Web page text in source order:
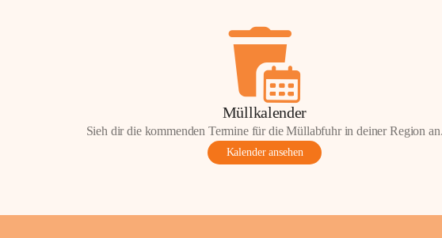
Müllkalender
Sieh dir die kommenden Termine für die Müllabfuhr in deiner Region
Kalender ansehen